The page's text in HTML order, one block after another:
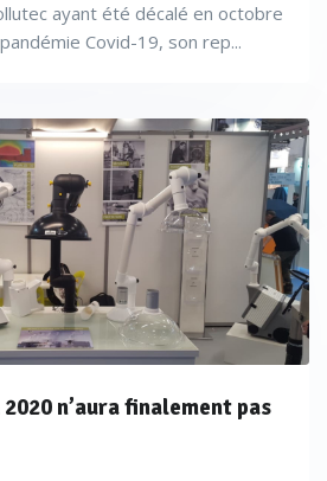
ayant été décalé en octobre
Covid-19, son rep...
n’aura finalement pas